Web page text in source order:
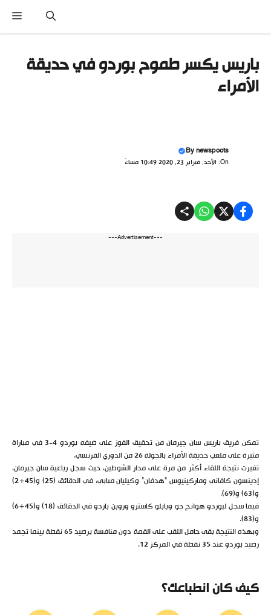
المحتوى
باريس يكسر طموح بوردو في حديقة
الأمراء
Bynewspoots
On: الأحد, فبراير 23, 2020 10:49 مساءً
---Advertisement---
تمكن فريق باريس سان جيرمان من تحقيق الفوز على ضيفه بوردو 4-3 في مباراة
مثيرة على ملعب حديقة الأمراء بالجولة 26 من الدوري الفرنسي.
تغيرت نتيجة اللقاء أكثر من مرة على مدار الشوطين، حيث سجل رباعية سان جيرمان،
إدينسون كافاني وماركينيوس “هدفان” وكيليان مبابي، في الدقائق (25) و(45+2)
و(63) و(69).
فيما سجل لبوردو هوانج جو وبابلو كاسترو وروبن باردو في الدقائق (18) و(45+6)
و(83).
وبهذه النتيجة بقى حامل اللقب على القمة دون منافسة برصيد 65 نقطة بينما تجمد
رصيد بوردو عند 35 نقطة في المركز 12.
كيف كان انطباعك؟